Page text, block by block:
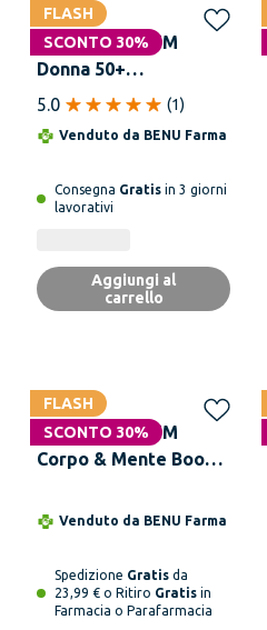
FLASH
SCONTO 30%
MULTICENTRUM
Donna 50+
Multivitaminico 60
5.0 (1)
Venduto da BENU Farma
Consegna Gratis in 3 giorni
lavorativi
Aggiungi al
carrello
FLASH
SCONTO 30%
MULTICENTRUM
Corpo & Mente Boost
Orosolubili
Venduto da BENU Farma
Spedizione Gratis da
23,99 € o Ritiro Gratis in
Farmacia o Parafarmacia